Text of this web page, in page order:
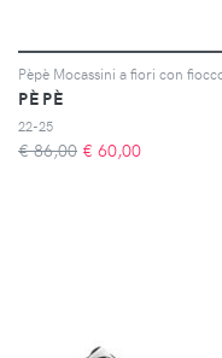
PÈPÈ
22-25
€ 86,00 € 60,00